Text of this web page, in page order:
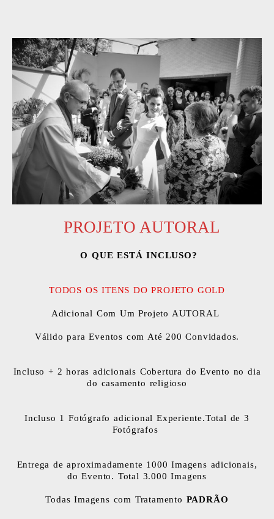
PROJETO AUTORAL
O QUE ESTÁ INCLUSO?
TODOS OS ITENS DO PROJETO GOLD
Adicional Com Um Projeto AUTORAL
Válido para Eventos com Até 200 Convidados.
Incluso + 2 horas adicionais Cobertura do Evento no dia
do casamento religioso
Incluso 1 Fotógrafo adicional Experiente.Total de 3
Fotógrafos
Entrega de aproximadamente 1000 Imagens adicionais,
do Evento. Total 3.000 Imagens
Todas Imagens com Tratamento PADRÃO